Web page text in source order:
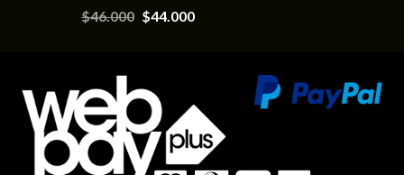
Valorado en
5.00
$46.000 $44.000